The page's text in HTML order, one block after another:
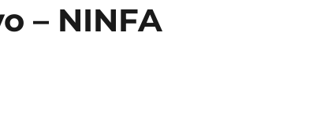
– NINFA